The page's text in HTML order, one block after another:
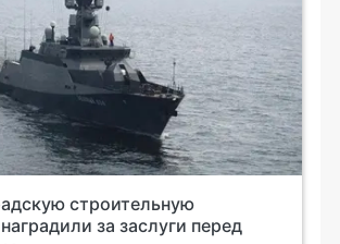
строительную
за заслуги перед